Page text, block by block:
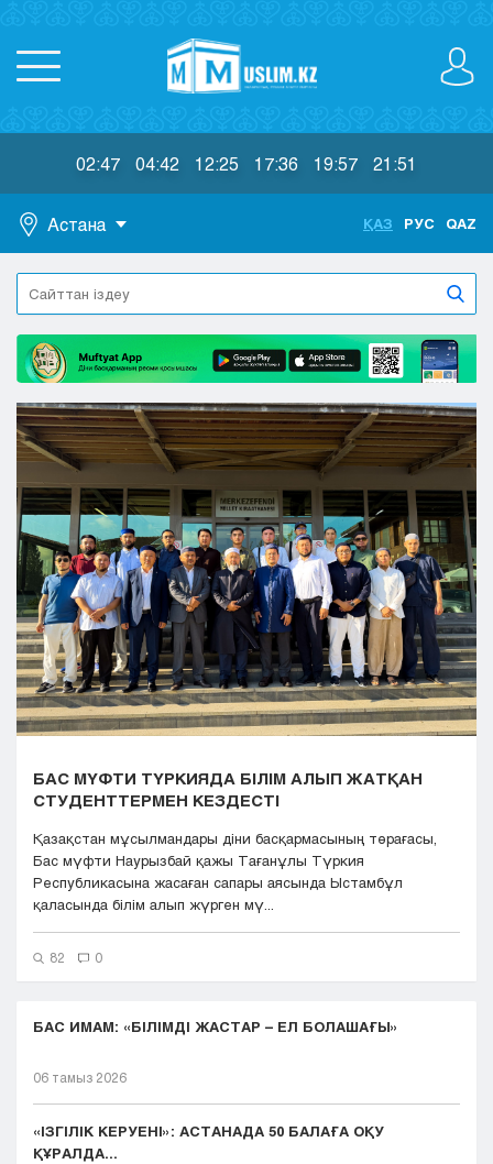
02:47 04:42 12:25 17:36 19:57 21:51
Астана
Астана
Алматы
Актобе
Атырау
Жезказган
Караганда
Кокшетау
Костанай
Кызылорда
Павлодар
Петропавловск
Семей
Талдыкорган
Тараз
Туркестан
Уральск
Усть-Каменогорск
ҚАЗ РУС QAZ
БАС МҮФТИ ТҮРКИЯДА БІЛІМ АЛЫП ЖАТҚАН
СТУДЕНТТЕРМЕН КЕЗДЕСТІ
Қазақстан мұсылмандары діни басқармасының төрағасы,
Бас мүфти Наурызбай қажы Тағанұлы Түркия
Республикасына жасаған сапары аясында Ыстамбұл
қаласында білім алып жүрген мү...
82 0
БАС ИМАМ: «БІЛІМДІ ЖАСТАР – ЕЛ БОЛАШАҒЫ»
06 тамыз 2026
«ІЗГІЛІК КЕРУЕНІ»: АСТАНАДА 50 БАЛАҒА ОҚУ
ҚҰРАЛДА...